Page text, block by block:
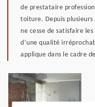
de prestataire
toiture. Depuis plusieurs
ne cesse de satisfaire
d’une qualité
applique dans le cadre